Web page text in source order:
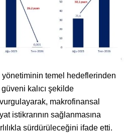
temel hedeflerinden
kalıcı şekilde
makrofinansal
istikrarının sağlanmasına
sürdürüleceğini ifade etti.